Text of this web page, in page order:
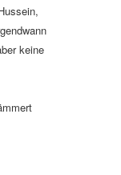
keine